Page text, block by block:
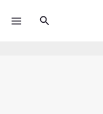
Rechercher